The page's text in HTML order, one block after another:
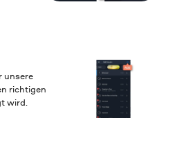
unsere
richtigen
wird.